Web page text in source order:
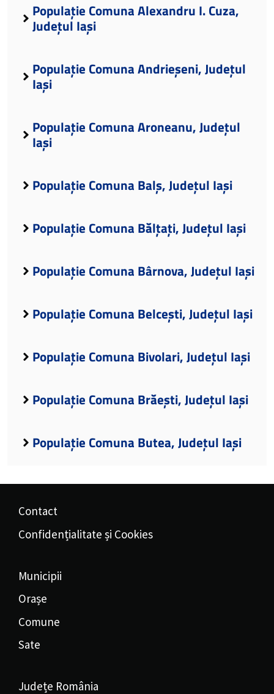
Populație Comuna Alexandru I. Cuza,
Județul Iași
Populație Comuna Andrieșeni, Județul
Iași
Populație Comuna Aroneanu, Județul
Iași
Populație Comuna Balș, Județul Iași
Populație Comuna Bălțați, Județul Iași
Populație Comuna Bârnova, Județul Iași
Populație Comuna Belcești, Județul Iași
Populație Comuna Bivolari, Județul Iași
Populație Comuna Brăești, Județul Iași
Populație Comuna Butea, Județul Iași
Contact
Confidențialitate și Cookies
Municipii
Orașe
Comune
Sate
Județe România